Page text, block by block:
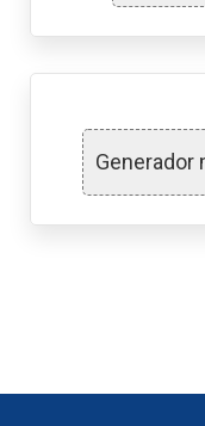
Generador